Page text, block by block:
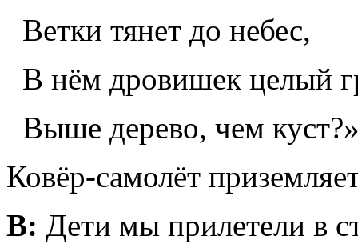
Ветки тянет до небес,
В нём дровишек целый
Выше дерево, чем
Ковёр-самолёт
В: Дети мы прилетели в